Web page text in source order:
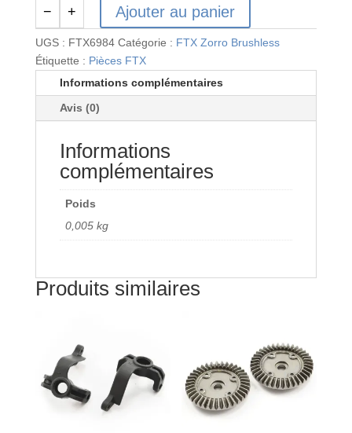
quantité
de
FTX6984
-
ZORRO
UPPER
HEIGHT
SPACERS
− + Ajouter au panier
UGS : FTX6984 Catégorie : FTX Zorro Brushless
Étiquette : Pièces FTX
Informations complémentaires
Avis (0)
Informations
complémentaires
Poids
0,005 kg
Produits similaires